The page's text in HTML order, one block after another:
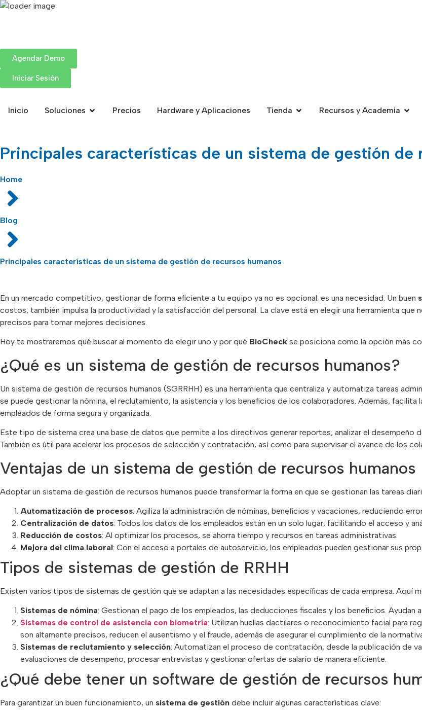
Agendar Demo
Iniciar Sesión
Inicio Soluciones Precios Hardware y Aplicaciones Tienda Recursos y Academia
Principales características de un sistema de gestión de
Home
Blog
Principales características de un sistema de gestión de recursos humanos
En un mercado competitivo, gestionar de forma eficiente a tu equipo ya no es opcional: es una necesidad. Un buen
costos, también impulsa la productividad y la satisfacción del personal. La clave está en elegir una herramienta
precisos para tomar mejores decisiones.
Hoy te mostraremos qué buscar al momento de elegir uno y por qué BioCheck se posiciona como la opción más
¿Qué es un sistema de gestión de recursos humanos?
Un sistema de gestión de recursos humanos (SGRRHH) es una herramienta que centraliza y automatiza tareas
se puede gestionar la nómina, el reclutamiento, la asistencia y los beneficios de los colaboradores. Además,
empleados de forma segura y organizada.
Este tipo de sistema crea una base de datos que permite a los directivos generar reportes, analizar el desempeño
También es útil para acelerar los procesos de selección y contratación, así como para supervisar el avance de los
Ventajas de un sistema de gestión de recursos humanos
Adoptar un sistema de gestión de recursos humanos puede transformar la forma en que se gestionan las tareas
Automatización de procesos: Agiliza la administración de nóminas, beneficios y vacaciones, reduciendo
Centralización de datos: Todos los datos de los empleados están en un solo lugar, facilitando el acceso y
Reducción de costos: Al optimizar los procesos, se ahorra tiempo y recursos en tareas administrativas.
Mejora del clima laboral: Con el acceso a portales de autoservicio, los empleados pueden gestionar sus
Tipos de sistemas de gestión de RRHH
Existen varios tipos de sistemas de gestión que se adaptan a las necesidades específicas de cada empresa. Aquí
Sistemas de nómina: Gestionan el pago de los empleados, las deducciones fiscales y los beneficios. Ayudan
Sistemas de control de asistencia con biometría: Utilizan huellas dactilares o reconocimiento facial para
son altamente precisos, reducen el ausentismo y el fraude, además de asegurar el cumplimiento de la
Sistemas de reclutamiento y selección: Automatizan el proceso de contratación, desde la publicación de
evaluaciones de desempeño, procesar entrevistas y gestionar ofertas de salario de manera eficiente.
¿Qué debe tener un software de gestión de recursos
Para garantizar un buen funcionamiento, un sistema de gestión debe incluir algunas características clave: